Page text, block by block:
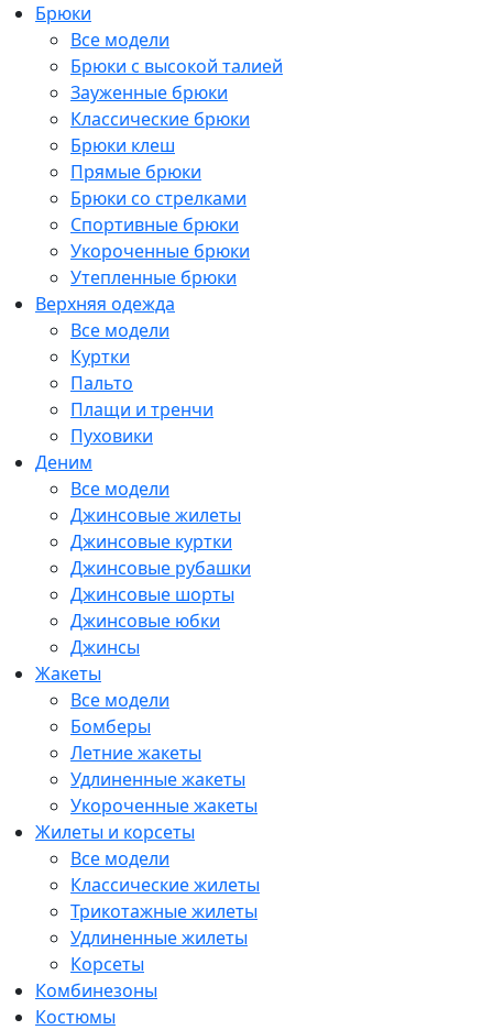
Брюки
Все модели
Брюки с высокой талией
Зауженные брюки
Классические брюки
Брюки клеш
Прямые брюки
Брюки со стрелками
Спортивные брюки
Укороченные брюки
Утепленные брюки
Верхняя одежда
Все модели
Куртки
Пальто
Плащи и тренчи
Пуховики
Деним
Все модели
Джинсовые жилеты
Джинсовые куртки
Джинсовые рубашки
Джинсовые шорты
Джинсовые юбки
Джинсы
Жакеты
Все модели
Бомберы
Летние жакеты
Удлиненные жакеты
Укороченные жакеты
Жилеты и корсеты
Все модели
Классические жилеты
Трикотажные жилеты
Удлиненные жилеты
Корсеты
Комбинезоны
Костюмы